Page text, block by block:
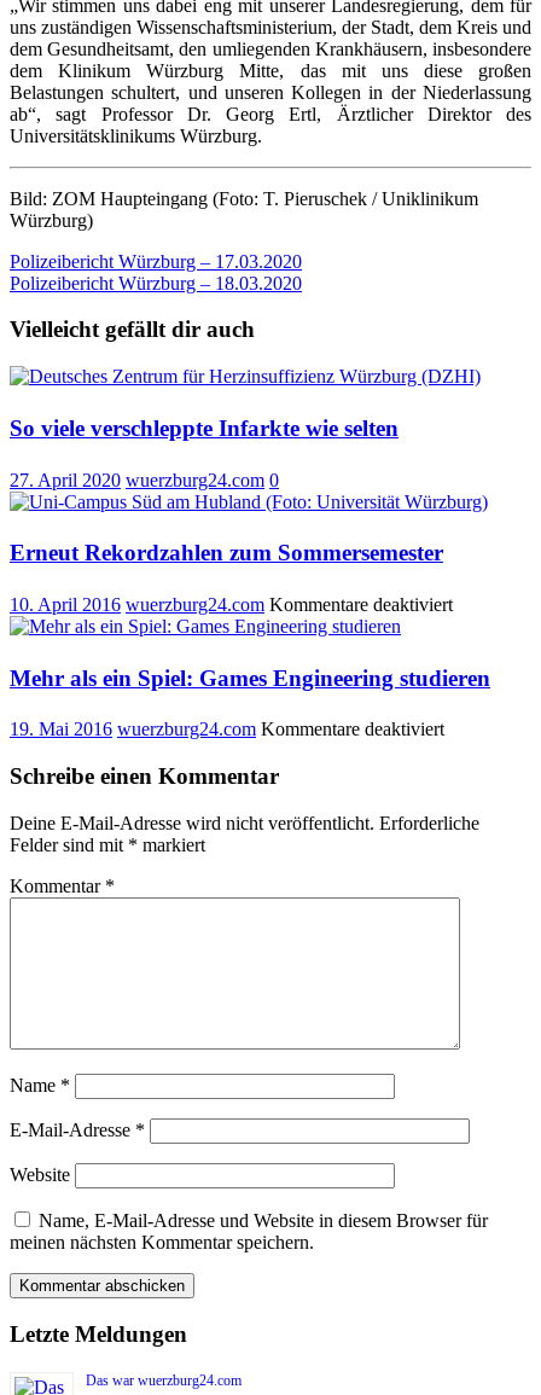
„Wir stimmen uns dabei eng mit unserer Landesregierung, dem für
uns zuständigen Wissenschaftsministerium, der Stadt, dem Kreis und
dem Gesundheitsamt, den umliegenden Krankhäusern, insbesondere
dem Klinikum Würzburg Mitte, das mit uns diese großen
Belastungen schultert, und unseren Kollegen in der Niederlassung
ab“, sagt Professor Dr. Georg Ertl, Ärztlicher Direktor des
Universitätsklinikums Würzburg.
Bild: ZOM Haupteingang (Foto: T. Pieruschek / Uniklinikum
Würzburg)
Beitragsnavigation
Polizeibericht Würzburg – 17.03.2020
Polizeibericht Würzburg – 18.03.2020
Vielleicht gefällt dir auch
So viele verschleppte Infarkte wie selten
27. April 2020 wuerzburg24.com 0
Erneut Rekordzahlen zum Sommersemester
10. April 2016 wuerzburg24.com Kommentare deaktiviertfür
Mehr als ein Spiel: Games Engineering studieren
19. Mai 2016 wuerzburg24.com Kommentare deaktiviertfür
Spiel:
Games
Schreibe einen Kommentar
Deine E-Mail-Adresse wird nicht veröffentlicht. Erforderliche
Felder sind mit * markiert
Kommentar *
Name *
E-Mail-Adresse *
Website
Name, E-Mail-Adresse und Website in diesem Browser für
meinen nächsten Kommentar speichern.
Letzte Meldungen
Das war wuerzburg24.com